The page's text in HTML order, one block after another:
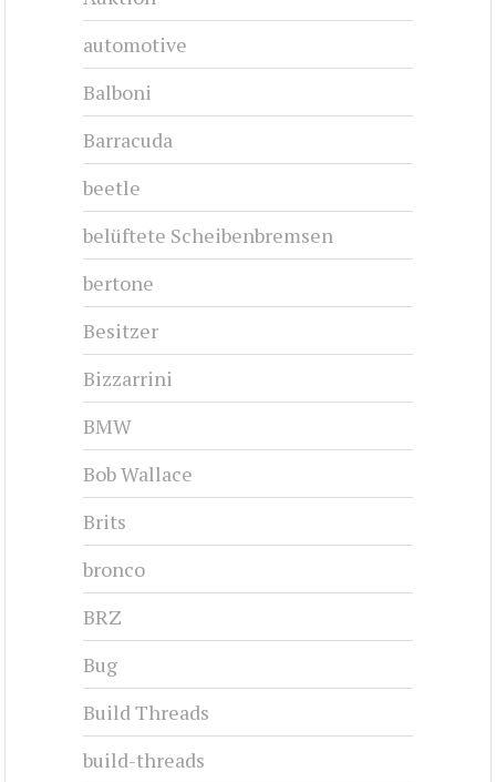
automotive
Balboni
Barracuda
beetle
belüftete Scheibenbremsen
bertone
Besitzer
Bizzarrini
BMW
Bob Wallace
Brits
bronco
BRZ
Bug
Build Threads
build-threads